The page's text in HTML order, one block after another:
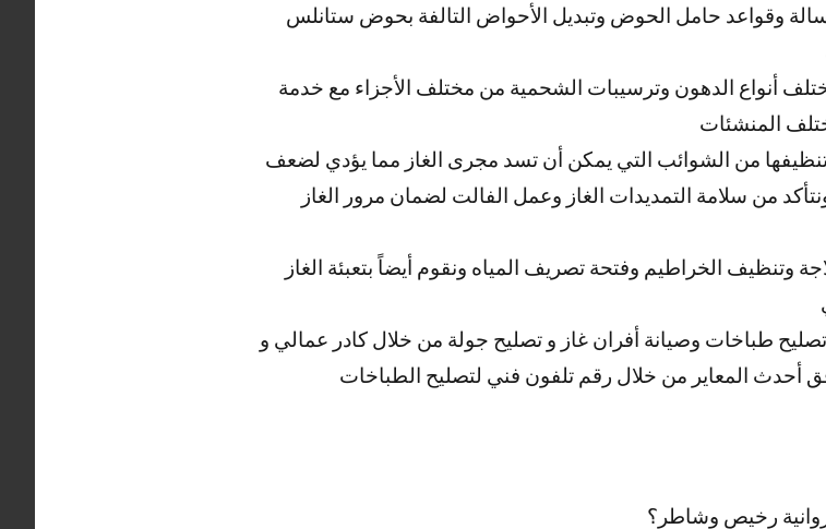
وقواعد حامل الحوض وتبديل الأحواض التالفة بحوض ستانلس
أنواع الدهون وترسيبات الشحمية من مختلف الأجزاء مع خدمة
المنشئات
من الشوائب التي يمكن أن تسد مجرى الغاز مما يؤدي لضعف
من سلامة التمديدات الغاز وعمل الفالت لضمان مرور الغاز
وتنظيف الخراطيم وفتحة تصريف المياه ونقوم أيضاً بتعبئة الغاز
طباخات وصيانة أفران غاز و تصليح جولة من خلال كادر عمالي و
أحدث المعاير من خلال رقم تلفون فني لتصليح الطباخات
رخيص وشاطر؟